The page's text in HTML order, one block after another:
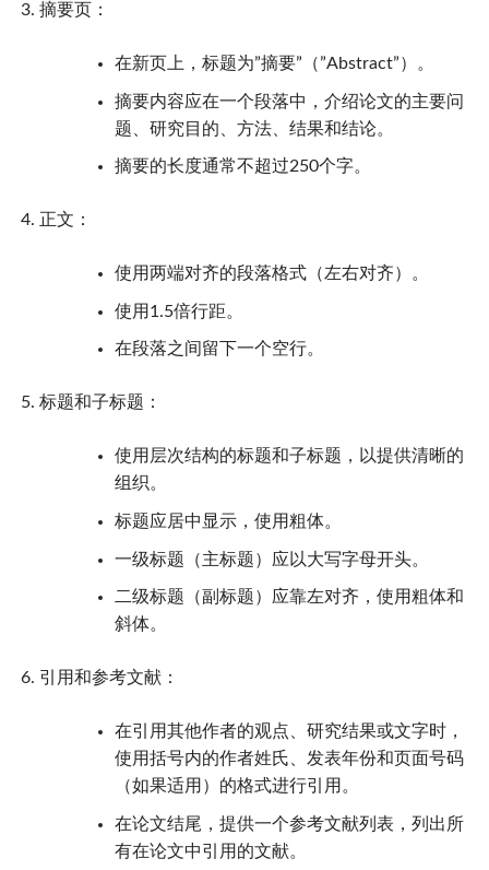
摘要页：
在新页上，标题为”摘要”（”Abstract”）。
摘要内容应在一个段落中，介绍论文的主要问
题、研究目的、方法、结果和结论。
摘要的长度通常不超过250个字。
正文：
使用两端对齐的段落格式（左右对齐）。
使用1.5倍行距。
在段落之间留下一个空行。
标题和子标题：
使用层次结构的标题和子标题，以提供清晰的
组织。
标题应居中显示，使用粗体。
一级标题（主标题）应以大写字母开头。
二级标题（副标题）应靠左对齐，使用粗体和
斜体。
引用和参考文献：
在引用其他作者的观点、研究结果或文字时，
使用括号内的作者姓氏、发表年份和页面号码
（如果适用）的格式进行引用。
在论文结尾，提供一个参考文献列表，列出所
有在论文中引用的文献。